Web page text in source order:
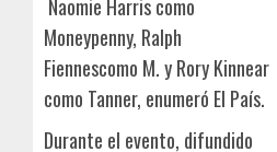
Naomie Harris como
Moneypenny, Ralph
Fiennescomo M. y Rory Kinnear
como Tanner, enumeró El País.
Durante el evento, difundido